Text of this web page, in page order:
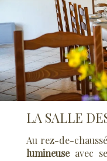
LA SALLE
Au rez-de-
lumineuse avec